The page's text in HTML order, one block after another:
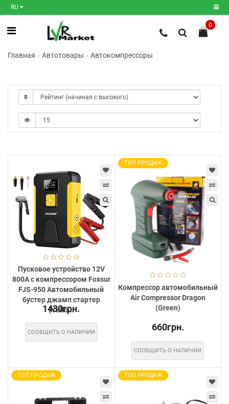
RU
Регистрация
закладки0
Сравнение
0
Главная Автотовары Автокомпрессоры
Пусковое устройство 12V
800А с компрессором Foxsur
FJS-950 Автомобильный
бустер джамп стартер
(Yello...
1430грн.
СООБЩИТЬ О НАЛИЧИИ
ТОП ПРОДАЖ
Компрессор автомобильный
Air Compressor Dragon
(Green)
660грн.
СООБЩИТЬ О НАЛИЧИИ
ТОП ПРОДАЖ ТОП ПРОДАЖ